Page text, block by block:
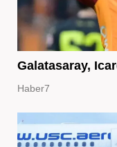
Galatasaray,
Haber7